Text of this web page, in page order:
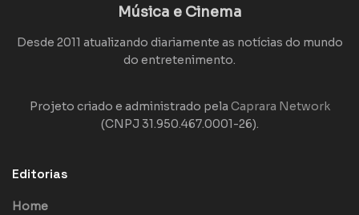
Música e Cinema
Desde 2011 atualizando diariamente as notícias do mundo
do entretenimento.
Projeto criado e administrado pela Caprara Network
(CNPJ 31.950.467.0001-26).
Editorias
Home